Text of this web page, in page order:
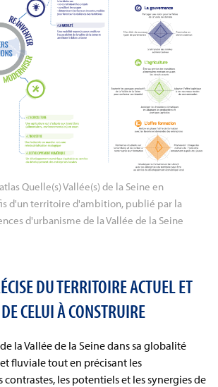
Quelle(s) Vallée(s) de la Seine en
d'un territoire d'ambition, publié par la
d'urbanisme de la Vallée de la Seine
DU TERRITOIRE ACTUEL ET
CELUI À CONSTRUIRE
la Vallée de la Seine dans sa globalité
fluviale tout en précisant les
contrastes, les potentiels et les synergies de